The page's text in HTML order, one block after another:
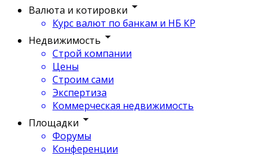
Валюта и котировки
Курс валют по банкам и НБ КР
Недвижимость
Строй компании
Цены
Строим сами
Экспертиза
Коммерческая недвижимость
Площадки
Форумы
Конференции